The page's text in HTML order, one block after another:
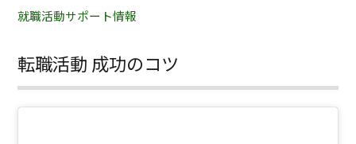
就職活動サポート情報
転職活動 成功のコツ